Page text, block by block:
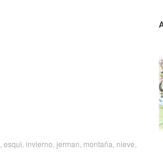
esqui invierno jerman montaña nieve